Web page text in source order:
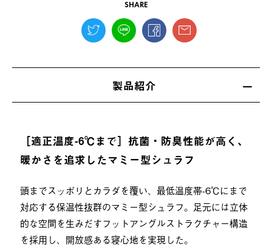
SHARE
製品紹介
［適正温度-6℃まで］抗菌・防臭性能が高く、
暖かさを追求したマミー型シュラフ
頭までスッポリとカラダを覆い、最低温度帯-6℃にまで
対応する保温性抜群のマミー型シュラフ。足元には立体
的な空間を生みだすフットアングルストラクチャー構造
を採用し、開放感ある寝心地を実現した。